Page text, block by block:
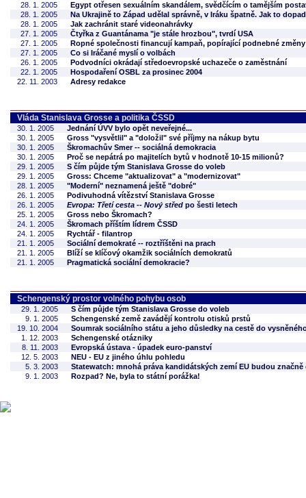
28. 1. 2005
Egypt otřesen sexuálním skandálem, svědčícím o tamějším
28. 1. 2005
Na Ukrajině to Západ udělal správně, v Iráku špatně. Jak to
28. 1. 2005
Jak zachránit staré videonahrávky
27. 1. 2005
Čtyřka z Guantánama "je stále hrozbou", tvrdí USA
27. 1. 2005
Ropné společnosti financují kampaň, popírající podnebné změny
27. 1. 2005
Co si Iráčané myslí o volbách
26. 1. 2005
Podvodníci okrádají středoevropské uchazeče o zaměstnání
22. 1. 2005
Hospodaření OSBL za prosinec 2004
22. 11. 2003
Adresy redakce
Vláda Stanislava Grosse a politika ČSSD
30. 1. 2005
Jednání ÚVV bylo opět neveřejné...
30. 1. 2005
Gross "vysvětlil" a "doložil" své příjmy na nákup bytu
30. 1. 2005
Škromachův Smer -- sociálná demokracia
30. 1. 2005
Proč se nepátrá po majitelích bytů v hodnotě 10-15 milionů?
29. 1. 2005
S čím půjde tým Stanislava Grosse do voleb
29. 1. 2005
Gross: Chceme "aktualizovat" a "modernizovat"
28. 1. 2005
"Moderní" neznamená ještě "dobré"
26. 1. 2005
Podivuhodná vítězství Stanislava Grosse
26. 1. 2005
Evropa: Třetí cesta -- Nový střed po šesti letech
25. 1. 2005
Gross nebo Škromach?
24. 1. 2005
Škromach příštím lídrem ČSSD
24. 1. 2005
Rychtář - filantrop
21. 1. 2005
Sociální demokraté -- roztříštěni na prach
21. 1. 2005
Blíží se klíčový okamžik sociálních demokratů
21. 1. 2005
Pragmatická sociální demokracie?
Schengenský prostor volného pohybu osob
29. 1. 2005
S čím půjde tým Stanislava Grosse do voleb
9. 1. 2005
Schengenské země zavádějí kontrolu otisků prstů
19. 10. 2004
Soumrak sociálního státu a jeho důsledky na cestě do
1. 12. 2003
Schengenské otázniky
8. 11. 2003
Evropská ústava - úpadek euro-panství
12. 5. 2003
NEU - EU z jiného úhlu pohledu
5. 3. 2003
Statewatch: mnohá práva kandidátských zemí EU budou značně
9. 1. 2003
Rozpad? Ne, byla to státní porážka!